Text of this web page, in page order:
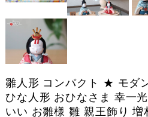
雛人形 コンパクト ★ モダ
ひな人形 おひなさま 幸一
いい お雛様 雛 親王飾り 増